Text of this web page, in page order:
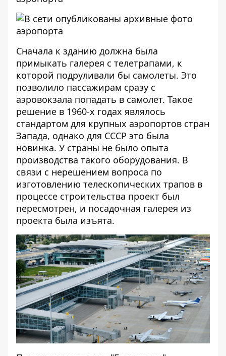
Сначала к зданию должна была
примыкать галерея с телетрапами, к
которой подруливали бы самолеты. Это
позволило пассажирам сразу с
аэровокзала попадать в самолет. Такое
решение в 1960-х годах являлось
стандартом для крупных аэропортов стран
Запада, однако для СССР это была
новинка. У страны не было опыта
производства такого оборудования. В
связи с нерешением вопроса по
изготовлению телескопических трапов в
процессе строительства проект был
пересмотрен, и посадочная галерея из
проекта была изъята.